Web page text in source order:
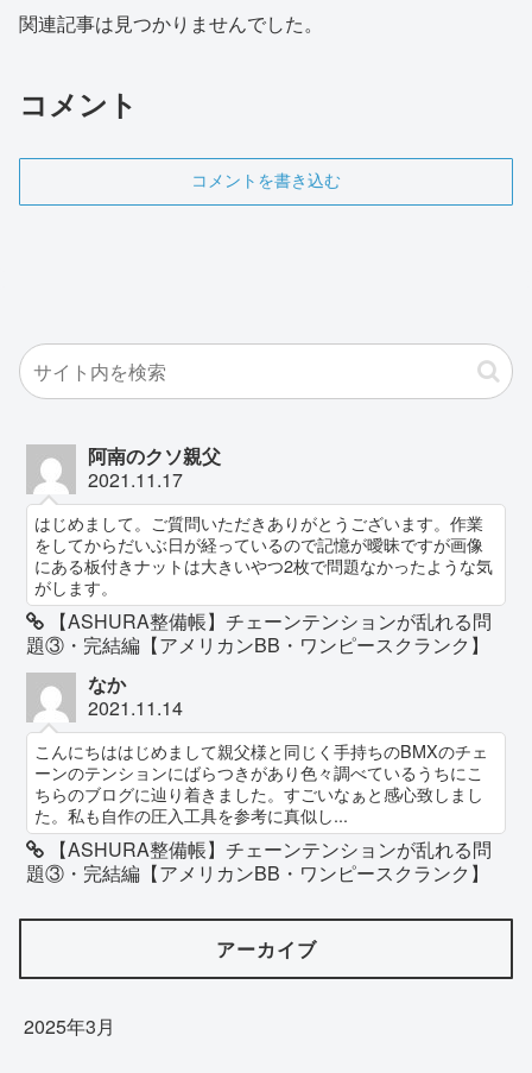
関連記事は見つかりませんでした。
コメント
コメントを書き込む
阿南のクソ親父
2021.11.17
はじめまして。ご質問いただきありがとうございます。作業
をしてからだいぶ日が経っているので記憶が曖昧ですが画像
にある板付きナットは大きいやつ2枚で問題なかったような気
がします。
【ASHURA整備帳】チェーンテンションが乱れる問
題③・完結編【アメリカンBB・ワンピースクランク】
なか
2021.11.14
こんにちははじめまして親父様と同じく手持ちのBMXのチェ
ーンのテンションにばらつきがあり色々調べているうちにこ
ちらのブログに辿り着きました。すごいなぁと感心致しまし
た。私も自作の圧入工具を参考に真似し...
【ASHURA整備帳】チェーンテンションが乱れる問
題③・完結編【アメリカンBB・ワンピースクランク】
アーカイブ
2025年3月